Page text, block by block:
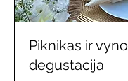
Piknikas ir vyno
degustacija